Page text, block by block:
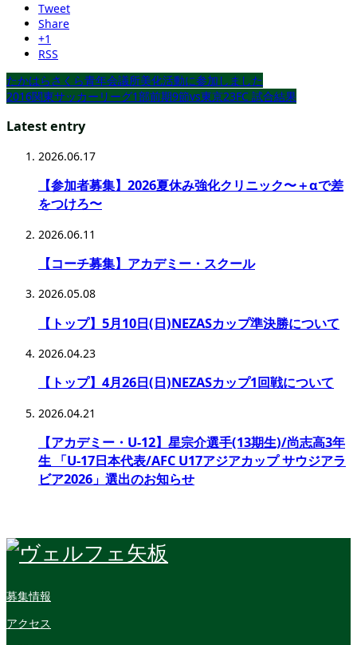
Tweet
Share
+1
RSS
たかはらさくら青年会議所美化活動に参加しました
2016関東サッカーリーグ1部前期9節vs東京23FC 試合結果
Latest entry
2026.06.17
【参加者募集】2026夏休み強化クリニック〜＋αで差
をつけろ〜
2026.06.11
【コーチ募集】アカデミー・スクール
2026.05.08
【トップ】5月10日(日)NEZASカップ準決勝について
2026.04.23
【トップ】4月26日(日)NEZASカップ1回戦について
2026.04.21
【アカデミー・U-12】星宗介選手(13期生)/尚志高3年
生 「U-17日本代表/AFC U17アジアカップ サウジアラ
ビア2026」選出のお知らせ
募集情報
アクセス